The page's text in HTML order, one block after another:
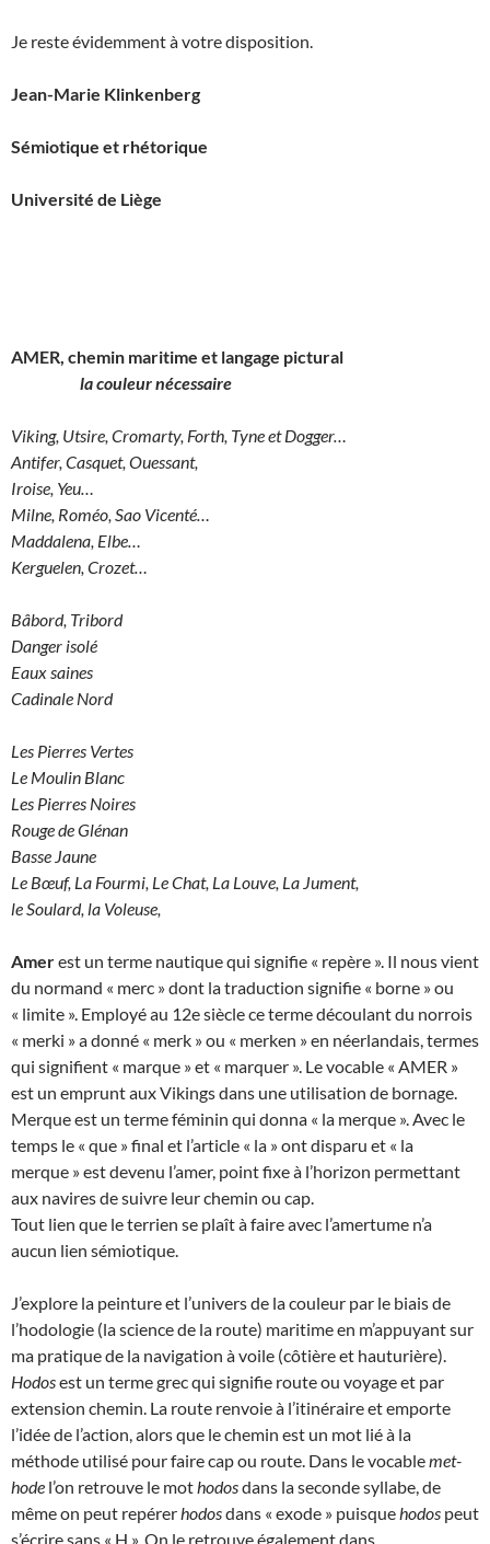
Je reste évidemment à votre disposition.
Jean-Marie Klinkenberg
Sémiotique et rhétorique
Université de Liège
AMER, chemin maritime et langage pictural
la couleur nécessaire
Viking, Utsire, Cromarty, Forth, Tyne et Dogger…
Antifer, Casquet, Ouessant,
Iroise, Yeu…
Milne, Roméo, Sao Vicenté…
Maddalena, Elbe…
Kerguelen, Crozet…
Bâbord, Tribord
Danger isolé
Eaux saines
Cadinale Nord
Les Pierres Vertes
Le Moulin Blanc
Les Pierres Noires
Rouge de Glénan
Basse Jaune
Le Bœuf, La Fourmi, Le Chat, La Louve, La Jument,
le Soulard, la Voleuse,
Amerest un terme nautique qui signifie « repère ». Il nous vient
du normand « merc » dont la traduction signifie « borne » ou
« limite ». Employé au 12e siècle ce terme découlant du norrois
« merki » a donné « merk » ou « merken » en néerlandais, termes
qui signifient « marque » et « marquer ». Le vocable « AMER »
est un emprunt aux Vikings dans une utilisation de bornage.
Merque est un terme féminin qui donna « la merque ». Avec le
temps le « que » final et l’article « la » ont disparu et « la
merque » est devenu l’amer, point fixe à l’horizon permettant
aux navires de suivre leur chemin ou cap.
Tout lien que le terrien se plaît à faire avec l’amertume n’a
aucun lien sémiotique.
J’explore la peinture et l’univers de la couleur par le biais de
l’hodologie (la science de la route) maritime en m’appuyant sur
ma pratique de la navigation à voile (côtière et hauturière).
Hodosest un terme grec qui signifie route ou voyage et par
extension chemin. La route renvoie à l’itinéraire et emporte
l’idée de l’action, alors que le chemin est un mot lié à la
méthode utilisé pour faire cap ou route. Dans le vocablemet-
hode l’on retrouve le mothodosdans la seconde syllabe, de
même on peut repérerhodosdans « exode » puisquehodos peut
s’écrire sans « H ». On le retrouve également dans